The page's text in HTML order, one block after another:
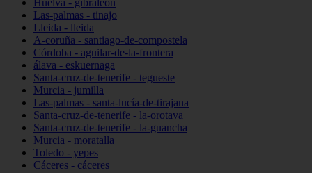
Huelva - gibraleón
Las-palmas - tinajo
Lleida - lleida
A-coruña - santiago-de-compostela
Córdoba - aguilar-de-la-frontera
álava - eskuernaga
Santa-cruz-de-tenerife - tegueste
Murcia - jumilla
Las-palmas - santa-lucía-de-tirajana
Santa-cruz-de-tenerife - la-orotava
Santa-cruz-de-tenerife - la-guancha
Murcia - moratalla
Toledo - yepes
Cáceres - cáceres